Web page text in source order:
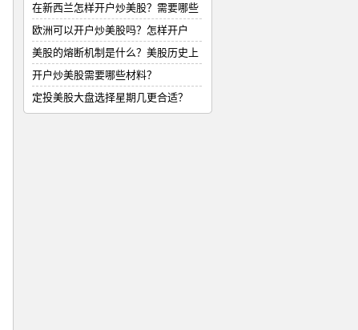
式
在新西兰怎样开户炒美股？需要哪些
材
欧洲可以开户炒美股吗？怎样开户
美股的熔断机制是什么？美股历史上
的
开户炒美股需要哪些材料？
定投美股大盘选择星期几更合适？